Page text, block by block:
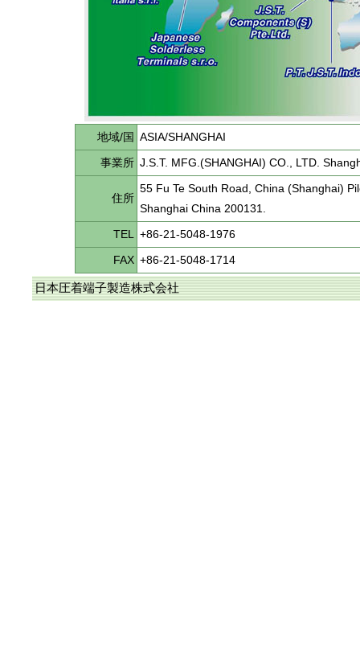
地域/国 ASIA/SHANGHAI
事業所 J.S.T. MFG.(SHANGHAI) CO., LTD.
住所
55 Fu Te South Road, China (Shanghai)
Shanghai China 200131.
TEL
+86-21-5048-1976
FAX +86-21-5048-1714
日本圧着端子製造株式会社